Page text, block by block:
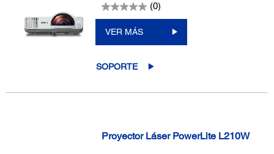
(0)
VER MÁS
SOPORTE
Proyector Láser PowerLite L210W